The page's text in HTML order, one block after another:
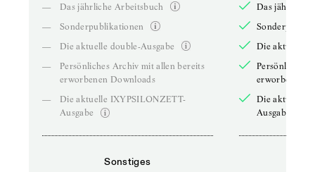
—
Das jährliche Arbeitsbuch
—
Sonderpublikationen
—
Die aktuelle double-Ausgabe
—
Persönliches Archiv mit allen bereits
erworbenen Downloads
—
Die aktuelle IXYPSILONZETT-
Ausgabe
Sonstiges
Das jährliche
Die aktuelle
Persönliches
erworbenen
Die aktuelle
Ausgabe